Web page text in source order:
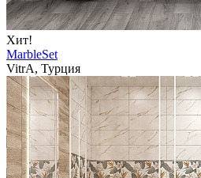
Хит!
MarbleSet
VitrA, Турция